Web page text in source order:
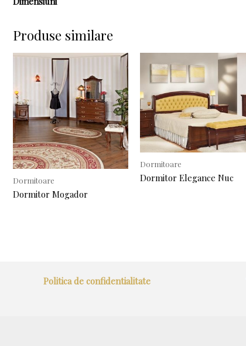
Produse similare
Dormitoare
Dormitor Mogador
Dormitoare
Dormitor Elegance Nuc
Politica de confidentialitate